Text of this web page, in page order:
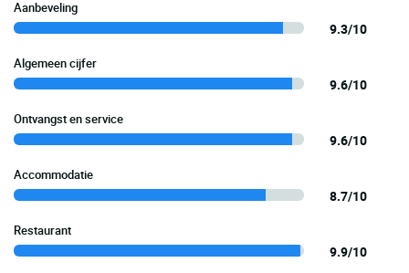
Aanbeveling
9.3/10
Algemeen cijfer
9.6/10
Ontvangst en service
9.6/10
Accommodatie
8.7/10
Restaurant
9.9/10